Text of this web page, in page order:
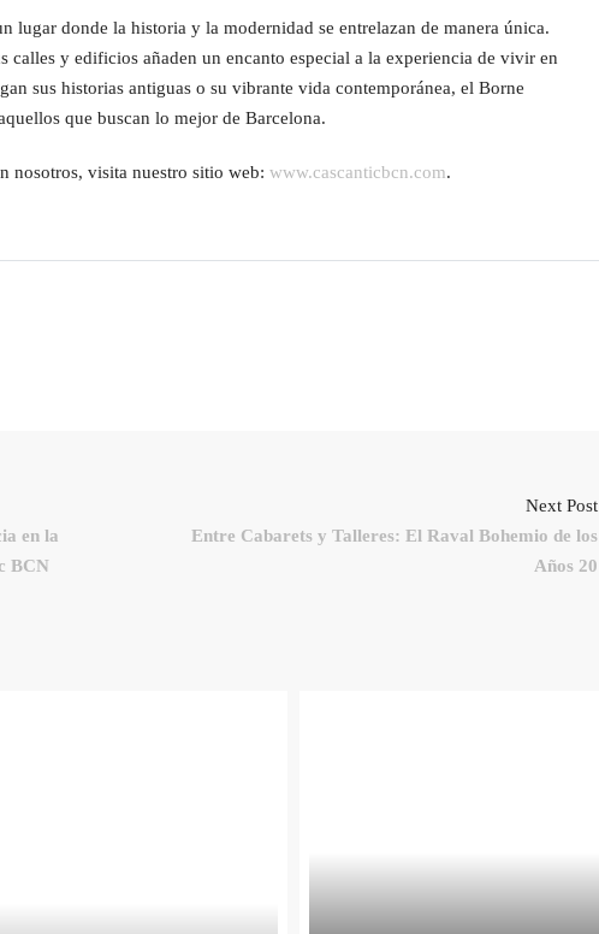
lugar donde la historia y la modernidad se entrelazan de manera única.
calles y edificios añaden un encanto especial a la experiencia de vivir en
sus historias antiguas o su vibrante vida contemporánea, el Borne
que buscan lo mejor de Barcelona.
nosotros, visita nuestro sitio web: www.cascanticbcn.com.
en la
BCN
Next Post
Entre Cabarets y Talleres: El Raval Bohemio de los
Años 20